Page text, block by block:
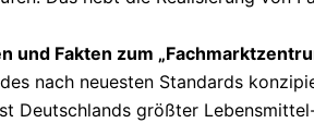
und Fakten zum
nach neuesten Standards
Deutschlands größter